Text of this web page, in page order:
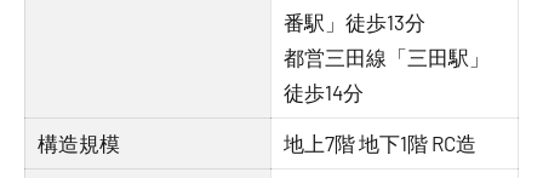
番駅」徒歩13分
都営三田線「三田駅」
徒歩14分
構造規模 地上7階 地下1階 RC造